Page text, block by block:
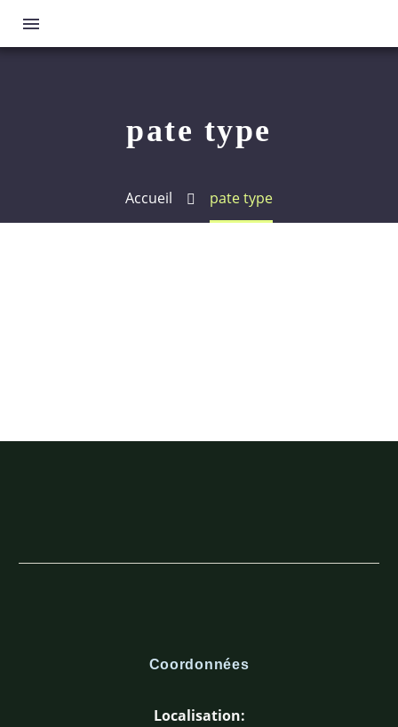
pate type
Accueil pate type
Coordonnées
Localisation: